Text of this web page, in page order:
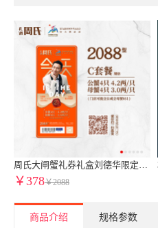
308知味观知礼月饼礼盒12饼890g广式月饼苏式月饼港式流心奶黄月饼中秋礼盒伴手礼知味观官网团购定制【高端送礼 热卖推荐】知礼礼盒
￥228￥308
商品介绍 规格参数